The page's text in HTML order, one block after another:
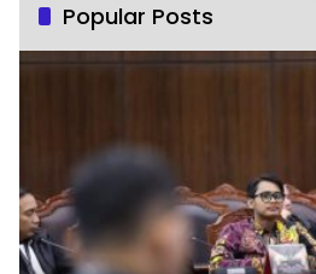
Popular Posts